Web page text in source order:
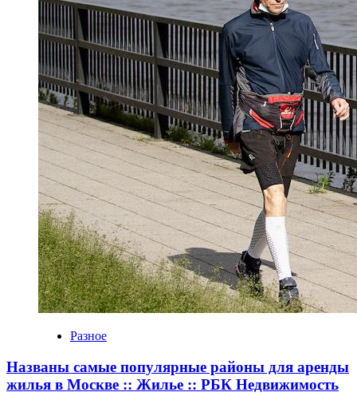
Разное
Названы самые популярные районы для аренды
жилья в Москве :: Жилье :: РБК Недвижимость